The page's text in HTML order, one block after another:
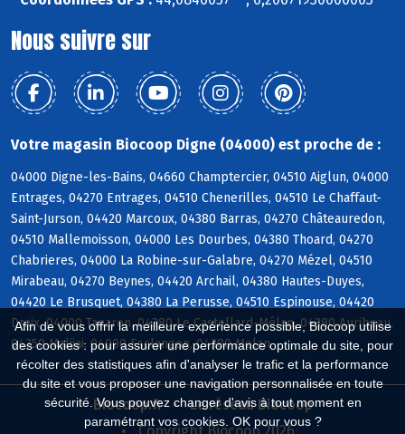
Afin de vous offrir la meilleure expérience possible, Biocoop utilise
des cookies : pour assurer une performance optimale du site, pour
récolter des statistiques afin d'analyser le trafic et la performance
du site et vous proposer une navigation personnalisée en toute
sécurité. Vous pouvez changer d'avis à tout moment en
paramétrant vos cookies. OK pour vous ?
Nous suivre sur
Votre magasin Biocoop Digne (04000) est proche de :
04000 Digne-les-Bains, 04660 Champtercier, 04510 Aiglun, 04000
Entrages, 04270 Entrages, 04510 Chenerilles, 04510 Le Chaffaut-
Saint-Jurson, 04420 Marcoux, 04380 Barras, 04270 Châteauredon,
04510 Mallemoisson, 04000 Les Dourbes, 04380 Thoard, 04270
Chabrieres, 04000 La Robine-sur-Galabre, 04270 Mézel, 04510
Mirabeau, 04270 Beynes, 04420 Archail, 04380 Hautes-Duyes,
04420 Le Brusquet, 04380 La Perusse, 04510 Espinouse, 04420
Draix, 04000 Tanaron, 04380 Le Castellard-Mélan, 04380 Auribeau,
04350 Malijai, 04000 Esclangon, 04380 Melan
Biocoop.fr
Le réseau Biocoop